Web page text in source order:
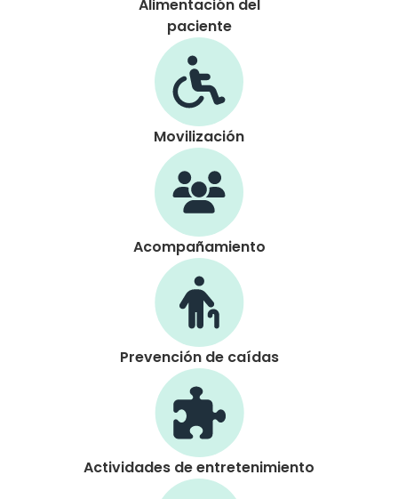
Alimentación del
paciente
Movilización
Acompañamiento
Prevención de caídas
Actividades de entretenimiento